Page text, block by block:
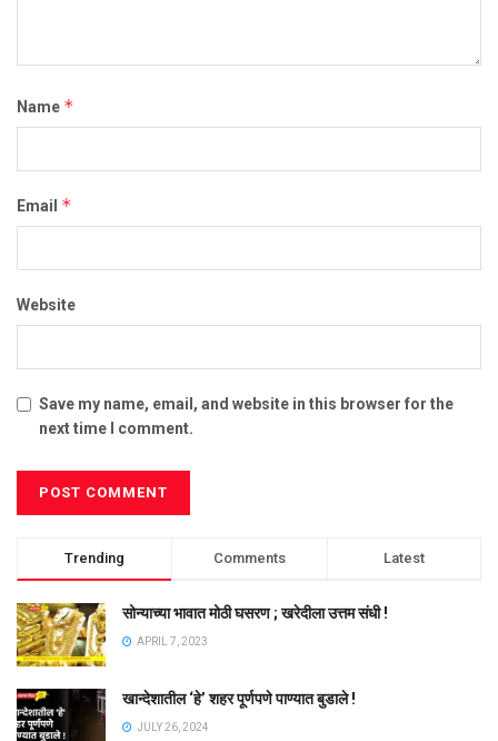
Name *
Email *
Website
Save my name, email, and website in this browser for the
next time I comment.
Trending Comments Latest
सोन्याच्या भावात मोठी घसरण ; खरेदीला उत्तम संधी !
APRIL 7, 2023
खान्देशातील ‘हे’ शहर पूर्णपणे पाण्यात बुडाले !
JULY 26, 2024